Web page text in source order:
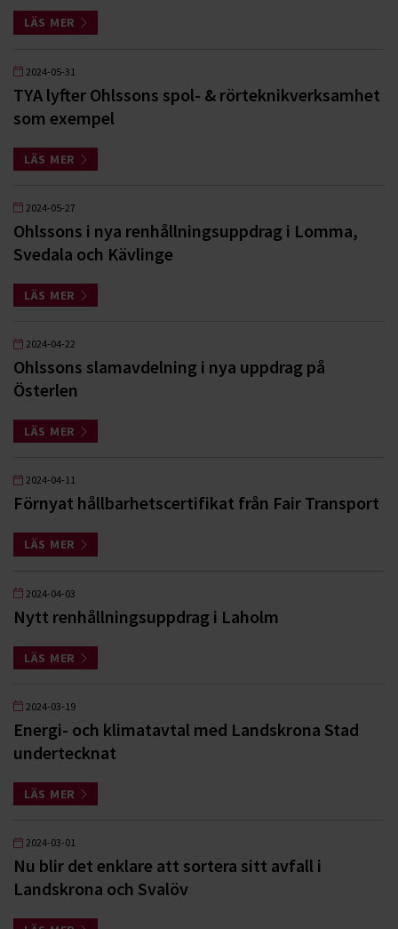
LÄS MER
2024-05-31
TYA lyfter Ohlssons spol- & rörteknikverksamhet
som exempel
LÄS MER
2024-05-27
Ohlssons i nya renhållningsuppdrag i Lomma,
Svedala och Kävlinge
LÄS MER
2024-04-22
Ohlssons slamavdelning i nya uppdrag på
Österlen
LÄS MER
2024-04-11
Förnyat hållbarhetscertifikat från Fair Transport
LÄS MER
2024-04-03
Nytt renhållningsuppdrag i Laholm
LÄS MER
2024-03-19
Energi- och klimatavtal med Landskrona Stad
undertecknat
LÄS MER
2024-03-01
Nu blir det enklare att sortera sitt avfall i
Landskrona och Svalöv